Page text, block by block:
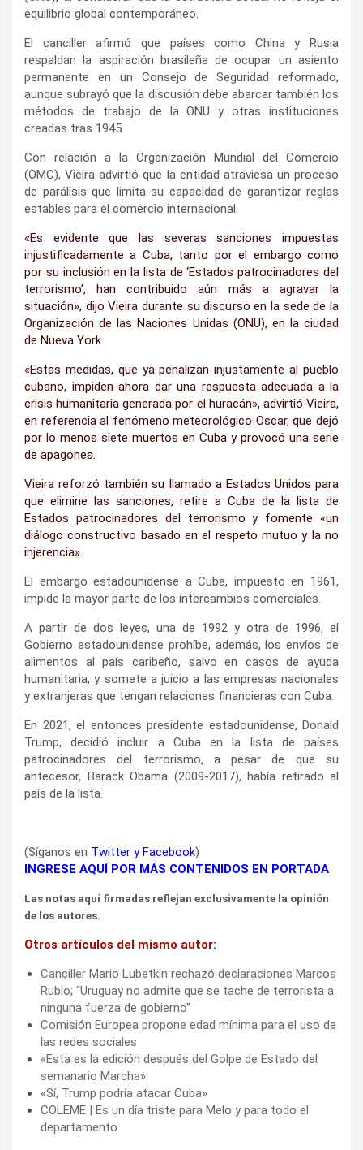
equilibrio global contemporáneo.
El canciller afirmó que países como China y Rusia
respaldan la aspiración brasileña de ocupar un asiento
permanente en un Consejo de Seguridad reformado,
aunque subrayó que la discusión debe abarcar también los
métodos de trabajo de la ONU y otras instituciones
creadas tras 1945.
Con relación a la Organización Mundial del Comercio
(OMC), Vieira advirtió que la entidad atraviesa un proceso
de parálisis que limita su capacidad de garantizar reglas
estables para el comercio internacional.
«Es evidente que las severas sanciones impuestas
injustificadamente a Cuba, tanto por el embargo como
por su inclusión en la lista de ‘Estados patrocinadores del
terrorismo’, han contribuido aún más a agravar la
situación», dijo Vieira durante su discurso en la sede de la
Organización de las Naciones Unidas (ONU), en la ciudad
de Nueva York.
«Estas medidas, que ya penalizan injustamente al pueblo
cubano, impiden ahora dar una respuesta adecuada a la
crisis humanitaria generada por el huracán», advirtió Vieira,
en referencia al fenómeno meteorológico Oscar, que dejó
por lo menos siete muertos en Cuba y provocó una serie
de apagones.
Vieira reforzó también su llamado a Estados Unidos para
que elimine las sanciones, retire a Cuba de la lista de
Estados patrocinadores del terrorismo y fomente «un
diálogo constructivo basado en el respeto mutuo y la no
injerencia».
El embargo estadounidense a Cuba, impuesto en 1961,
impide la mayor parte de los intercambios comerciales.
A partir de dos leyes, una de 1992 y otra de 1996, el
Gobierno estadounidense prohíbe, además, los envíos de
alimentos al país caribeño, salvo en casos de ayuda
humanitaria, y somete a juicio a las empresas nacionales
y extranjeras que tengan relaciones financieras con Cuba.
En 2021, el entonces presidente estadounidense, Donald
Trump, decidió incluir a Cuba en la lista de países
patrocinadores del terrorismo, a pesar de que su
antecesor, Barack Obama (2009-2017), había retirado al
país de la lista.
(Síganos en Twitter yFacebook)
INGRESE AQUÍ POR MÁS CONTENIDOS EN PORTADA
Las notas aquí firmadas reflejan exclusivamente la opinión
de los autores.
Otros artículos del mismo autor:
Canciller Mario Lubetkin rechazó declaraciones Marcos
Rubio; “Uruguay no admite que se tache de terrorista a
ninguna fuerza de gobierno”
Comisión Europea propone edad mínima para el uso de
las redes sociales
«Esta es la edición después del Golpe de Estado del
semanario Marcha»
«Sí, Trump podría atacar Cuba»
COLEME | Es un día triste para Melo y para todo el
departamento